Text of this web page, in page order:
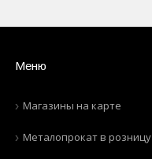
Меню
Магазины на карте
Металопрокат в розницу